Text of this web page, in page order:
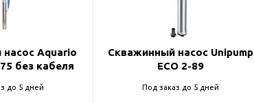
Aquario
без кабеля
до 5 дней
Скважинный насос Unipump
ECO 2-89
Под заказ до 5 дней